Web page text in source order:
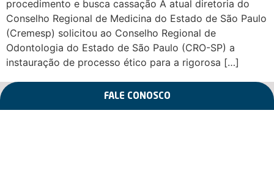
procedimento e busca cassação A atual diretoria do
Conselho Regional de Medicina do Estado de São Paulo
(Cremesp) solicitou ao Conselho Regional de
Odontologia do Estado de São Paulo (CRO-SP) a
instauração de processo ético para a rigorosa […]
FALE CONOSCO